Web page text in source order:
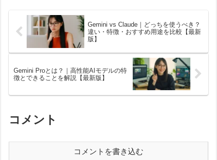
Gemini vs Claude｜どっちを使うべき？
違い・特徴・おすすめ用途を比較【最新
版】
Gemini Proとは？｜高性能AIモデルの特
徴とできることを解説【最新版】
コメント
コメントを書き込む